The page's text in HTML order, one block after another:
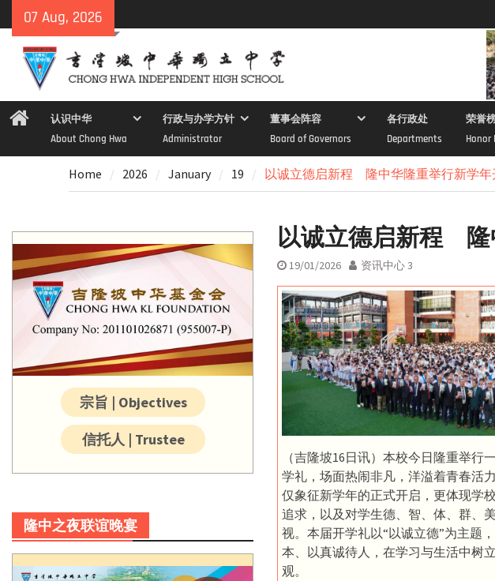
to
content
07 Aug, 2026
Home认识中华
About Chong Hwa
行政与办学方针
Administrator
董事会阵容
Board of Governors
各行政处
Departments
荣誉
Honor
Home 2026 January 19 以诚立德启新程 隆中华隆重举行新学年
以诚立德启新程 隆
19/01/2026 资讯中心 3
（吉隆坡16日讯）本校今日隆重举行
学礼，场面热闹非凡，洋溢着青春活
仅象征新学年的正式开启，更体现学
追求，以及对学生德、智、体、群、
视。本届开学礼以“以诚立德”为主题
本、以真诚待人，在学习与生活中树
观。
宗旨 | Objectives
信托人 | Trustee
隆中之夜联谊晚宴